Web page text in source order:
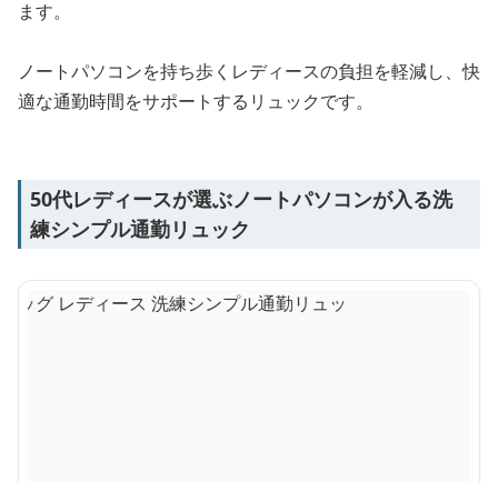
ます。
ノートパソコンを持ち歩くレディースの負担を軽減し、快
適な通勤時間をサポートするリュックです。
50代レディースが選ぶノートパソコンが入る洗
練シンプル通勤リュック